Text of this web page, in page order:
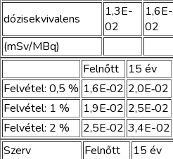
dózisekvivalens
1,3E-
02
1,6E-
02
(mSv/MBq)
Felnőtt
15 év
Felvétel: 0,5 % 1,6E‑02 2,0E‑02
Felvétel: 1 %
1,9E‑02 2,5E‑02
Felvétel: 2 %
2,5E‑02 3,4E-02
Szerv
Felnőtt 15 év